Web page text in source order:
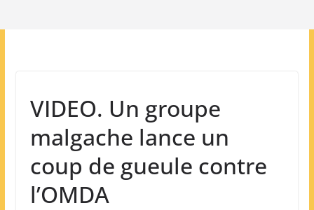
VIDEO. Un groupe
malgache lance un
coup de gueule contre
l’OMDA